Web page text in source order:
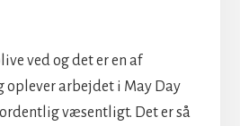
ved og det er en af
oplever arbejdet i May Day
væsentligt. Det er så